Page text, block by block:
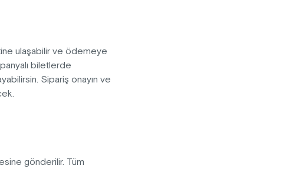
ulaşabilir ve ödemeye
biletlerde
Sipariş onayın ve
gönderilir. Tüm